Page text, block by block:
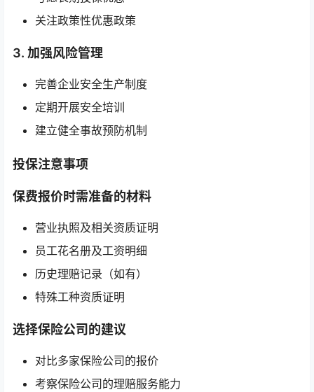
关注政策性优惠政策
3. 加强风险管理
完善企业安全生产制度
定期开展安全培训
建立健全事故预防机制
投保注意事项
保费报价时需准备的材料
营业执照及相关资质证明
员工花名册及工资明细
历史理赔记录（如有）
特殊工种资质证明
选择保险公司的建议
对比多家保险公司的报价
考察保险公司的理赔服务能力